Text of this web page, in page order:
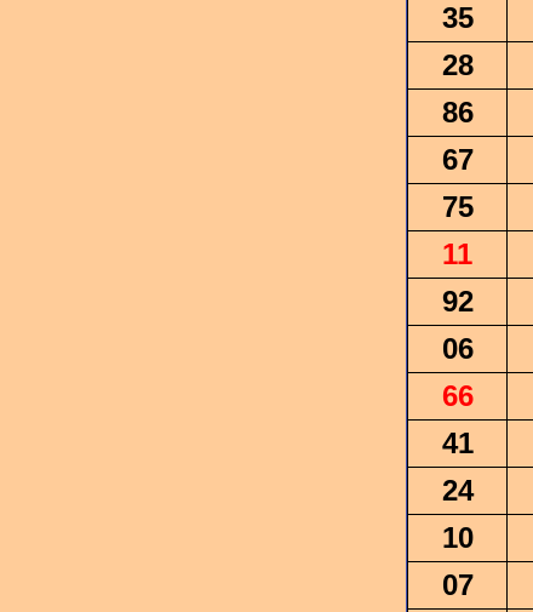
35
28
86
67
75
11
92
06
66
41
24
10
07